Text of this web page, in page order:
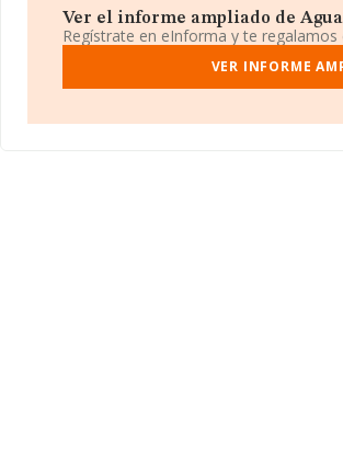
En base a la información de la que dispone
facturación asciende a 2.560 millones de
euros entre todas las compañías. Con el
media de empleados de las empresas es
Ver el informe ampliado de
Regístrate en eInforma y te
VER INFORME